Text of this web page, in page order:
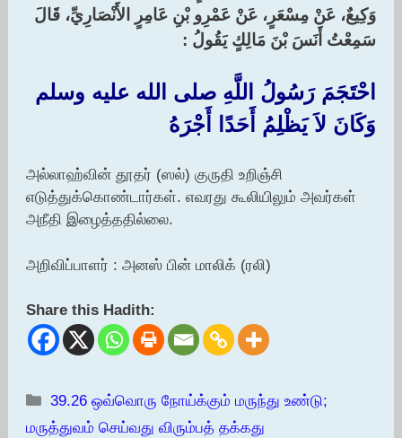
وَكِيعٌ، عَنْ مِسْعَرٍ، عَنْ عَمْرِو بْنِ عَامِرٍ الأَنْصَارِيِّ، قَالَ
سَمِعْتُ أَنَسَ بْنَ مَالِكٍ يَقُولُ :‏
احْتَجَمَ رَسُولُ اللَّهِ صلى الله عليه وسلم
وَكَانَ لاَ يَظْلِمُ أَحَدًا أَجْرَهُ ‏‏
அல்லாஹ்வின் தூதர் (ஸல்) குருதி உறிஞ்சி
எடுத்துக்கொண்டார்கள். எவரது கூலியிலும் அவர்கள்
அநீதி இழைத்ததில்லை.
அறிவிப்பாளர் : அனஸ் பின் மாலிக் (ரலி)
Share this Hadith:
Categories
39.26 ஒவ்வொரு நோய்க்கும் மருந்து உண்டு;
மருத்துவம் செய்வது விரும்பத் தக்கது